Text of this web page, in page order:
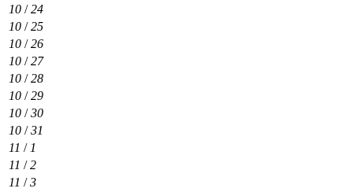
10 /24
10 /25
10 /26
10 /27
10 /28
10 /29
10 /30
10 /31
11 / 1
11 /2
11 /3